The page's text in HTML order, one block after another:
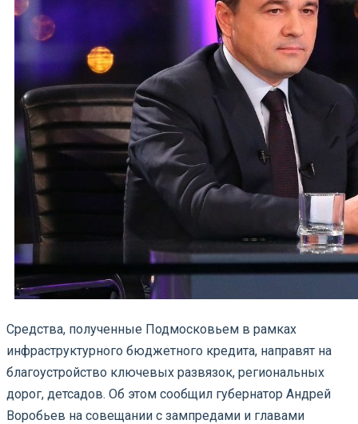
Средства, полученные Подмосковьем в рамках
инфраструктурного бюджетного кредита, направят на
благоустройство ключевых развязок, региональных
дорог, детсадов. Об этом сообщил губернатор Андрей
Воробьев на совещании с зампредами и главами